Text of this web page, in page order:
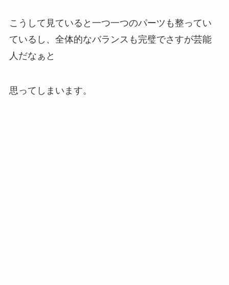
こうして見ていると一つ一つのパーツも整ってい
ているし、全体的なバランスも完璧でさすが芸能
人だなぁと
思ってしまいます。